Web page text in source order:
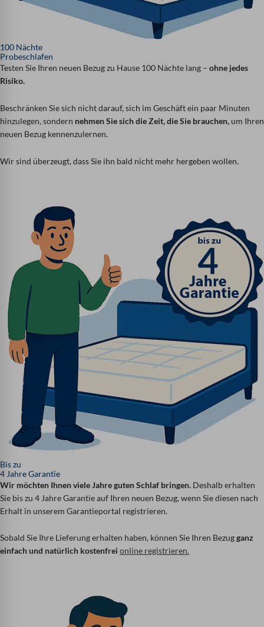
100 Nächte
Probeschlafen
Testen Sie Ihren neuen Bezug zu Hause 100 Nächte lang – ohne jedes
Risiko.
Beschränken Sie sich nicht darauf, sich im Geschäft ein paar Minuten
hinzulegen, sondern nehmen Sie sich die Zeit, die Sie brauchen, um Ihren
neuen Bezug kennenzulernen.
Wir sind überzeugt, dass Sie ihn bald nicht mehr hergeben wollen.
Bis zu
4 Jahre Garantie
Wir möchten Ihnen viele Jahre guten Schlaf bringen. Deshalb erhalten
Sie bis zu 4 Jahre Garantie auf Ihren neuen Bezug, wenn Sie diesen nach
Erhalt in unserem Garantieportal registrieren.
Sobald Sie Ihre Lieferung erhalten haben, können Sie Ihren Bezugganz
einfach und natürlich kostenfrei online registrieren.